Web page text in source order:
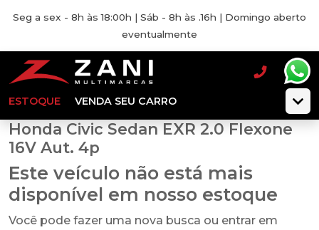
Seg a sex - 8h às 18:00h | Sáb - 8h às .16h | Domingo aberto
eventualmente
ESTOQUE VENDA SEU CARRO
Honda Civic Sedan EXR 2.0 Flexone
16V Aut. 4p
Este veículo não está mais
disponível em nosso estoque
Você pode fazer uma nova busca ou entrar em